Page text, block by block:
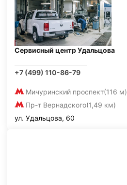
Сервисный центр Удальцова
+7 (499) 110-86-79
Мичуринский проспект(116 м)
Пр-т Вернадского(1,49 км)
ул. Удальцова, 60